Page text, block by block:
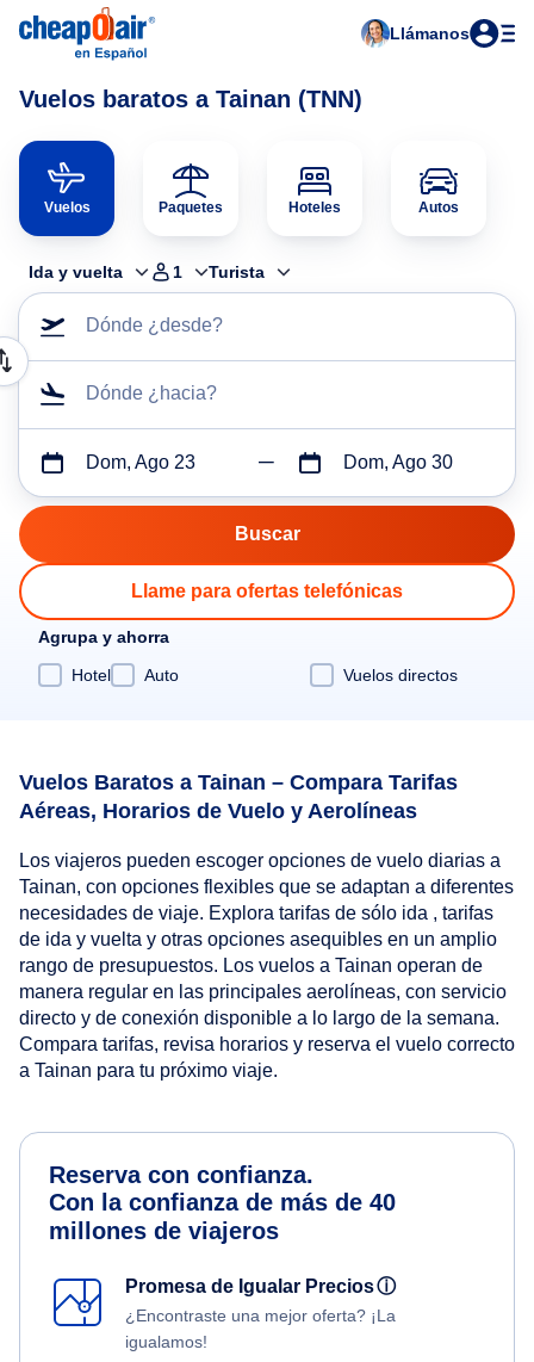
Llámanos
Vuelos baratos a Tainan (TNN)
Vuelos Paquetes Hoteles Autos
Ida y vuelta 1 Turista
Dónde ¿desde?
Dónde ¿hacia?
Dom, Ago 23 Dom, Ago 30
Llame para ofertas telefónicas
Agrupa y ahorra
Hotel
Auto Vuelos directos
Vuelos Baratos a Tainan – Compara Tarifas
Aéreas, Horarios de Vuelo y Aerolíneas
Los viajeros pueden escoger opciones de vuelo diarias a
Tainan, con opciones flexibles que se adaptan a diferentes
necesidades de viaje. Explora tarifas de sólo ida , tarifas
de ida y vuelta y otras opciones asequibles en un amplio
rango de presupuestos. Los vuelos a Tainan operan de
manera regular en las principales aerolíneas, con servicio
directo y de conexión disponible a lo largo de la semana.
Compara tarifas, revisa horarios y reserva el vuelo correcto
a Tainan para tu próximo viaje.
Reserva con confianza.
Con la confianza de más de 40
millones de viajeros
Promesa de Igualar Preciosⓘ
¿Encontraste una mejor oferta? ¡La
igualamos!